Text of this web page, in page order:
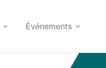
Événements